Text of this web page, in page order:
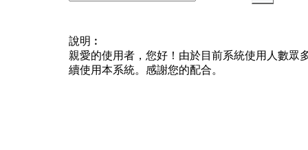
說明︰
親愛的使用者，您好！由於目前系統使用人數眾
續使用本系統。感謝您的配合。